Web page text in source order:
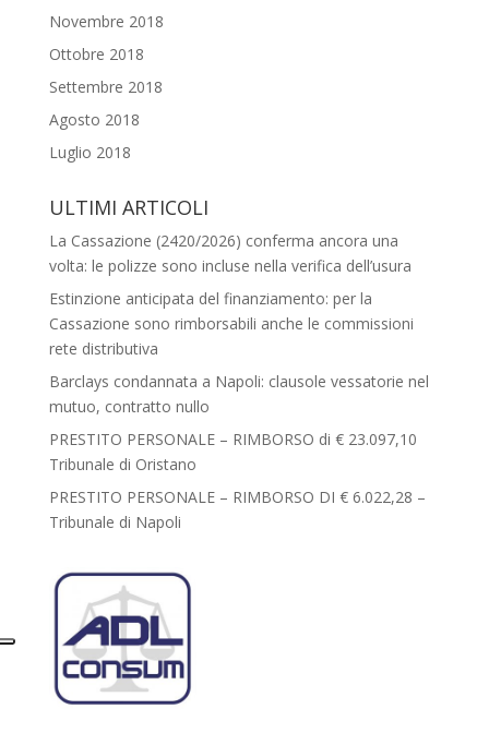
Novembre 2018
Ottobre 2018
Settembre 2018
Agosto 2018
Luglio 2018
ULTIMI ARTICOLI
La Cassazione (2420/2026) conferma ancora una
volta: le polizze sono incluse nella verifica dell’usura
Estinzione anticipata del finanziamento: per la
Cassazione sono rimborsabili anche le commissioni
rete distributiva
Barclays condannata a Napoli: clausole vessatorie nel
mutuo, contratto nullo
PRESTITO PERSONALE – RIMBORSO di € 23.097,10
Tribunale di Oristano
PRESTITO PERSONALE – RIMBORSO DI € 6.022,28 –
Tribunale di Napoli